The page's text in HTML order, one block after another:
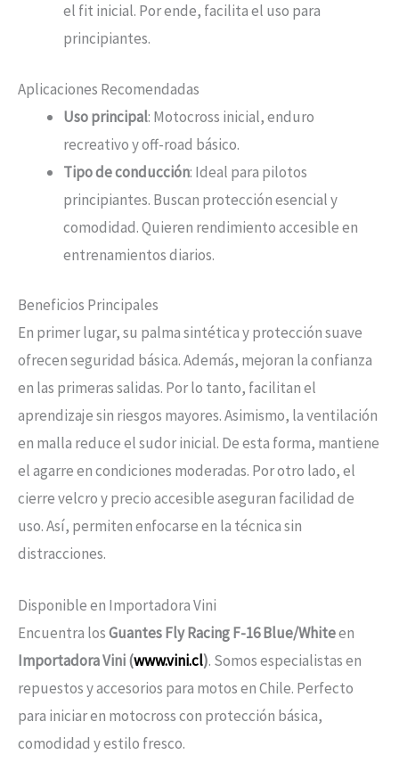
el fit inicial. Por ende, facilita el uso para
principiantes.
Aplicaciones Recomendadas
Uso principal: Motocross inicial, enduro
recreativo y off-road básico.
Tipo de conducción: Ideal para pilotos
principiantes. Buscan protección esencial y
comodidad. Quieren rendimiento accesible en
entrenamientos diarios.
Beneficios Principales
En primer lugar, su palma sintética y protección suave
ofrecen seguridad básica. Además, mejoran la confianza
en las primeras salidas. Por lo tanto, facilitan el
aprendizaje sin riesgos mayores. Asimismo, la ventilación
en malla reduce el sudor inicial. De esta forma, mantiene
el agarre en condiciones moderadas. Por otro lado, el
cierre velcro y precio accesible aseguran facilidad de
uso. Así, permiten enfocarse en la técnica sin
distracciones.
Disponible en Importadora Vini
Encuentra losGuantes Fly Racing F-16 Blue/Whiteen
Importadora Vini (www.vini.cl). Somos especialistas en
repuestos y accesorios para motos en Chile. Perfecto
para iniciar en motocross con protección básica,
comodidad y estilo fresco.